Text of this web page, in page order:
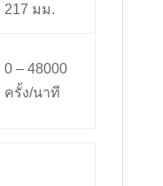
217 มม.
0 – 48000
ครั้ง/นาที